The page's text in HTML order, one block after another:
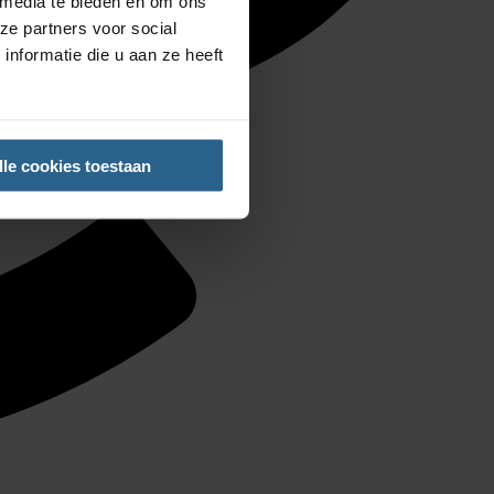
partners voor social
die u aan ze heeft
cookies toestaan